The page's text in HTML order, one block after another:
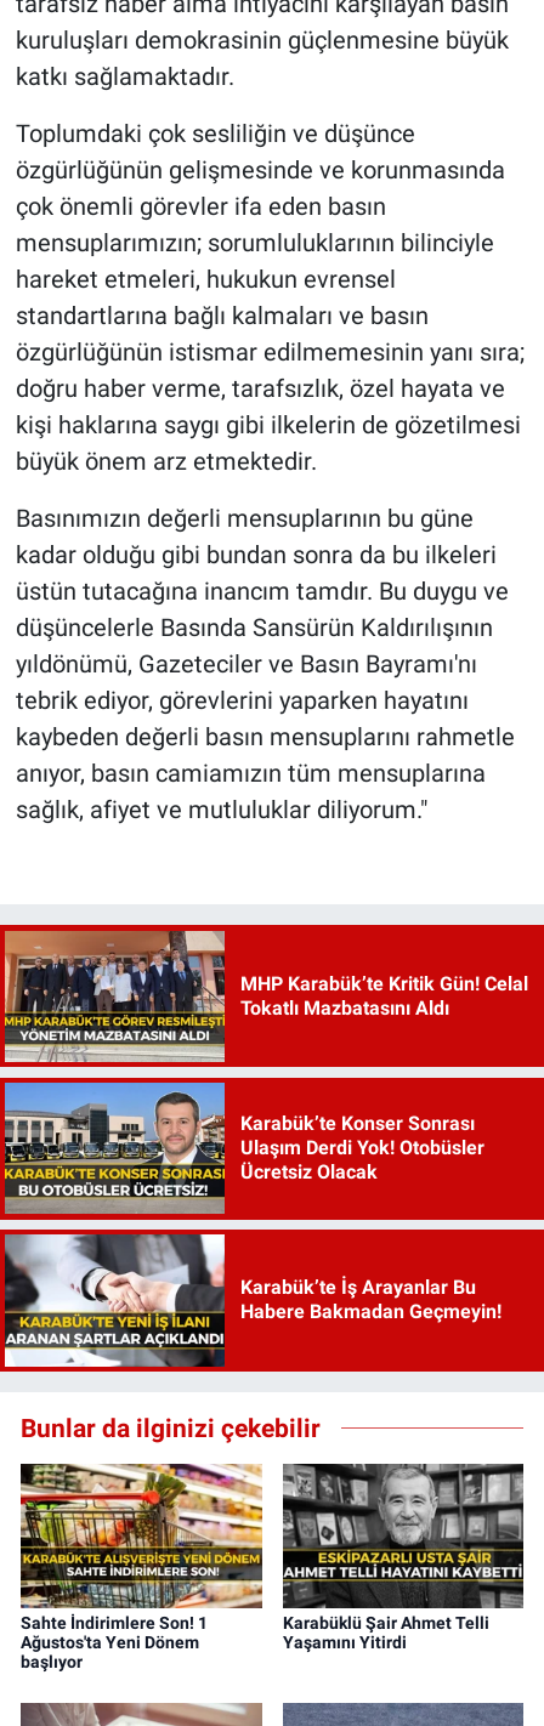
kuruluşları demokrasinin güçlenmesine büyük
katkı sağlamaktadır.
Toplumdaki çok sesliliğin ve düşünce
özgürlüğünün gelişmesinde ve korunmasında
çok önemli görevler ifa eden basın
mensuplarımızın; sorumluluklarının bilinciyle
hareket etmeleri, hukukun evrensel
standartlarına bağlı kalmaları ve basın
özgürlüğünün istismar edilmemesinin yanı sıra;
doğru haber verme, tarafsızlık, özel hayata ve
kişi haklarına saygı gibi ilkelerin de gözetilmesi
büyük önem arz etmektedir.
Basınımızın değerli mensuplarının bu güne
kadar olduğu gibi bundan sonra da bu ilkeleri
üstün tutacağına inancım tamdır. Bu duygu ve
düşüncelerle Basında Sansürün Kaldırılışının
yıldönümü, Gazeteciler ve Basın Bayramı'nı
tebrik ediyor, görevlerini yaparken hayatını
kaybeden değerli basın mensuplarını rahmetle
anıyor, basın camiamızın tüm mensuplarına
sağlık, afiyet ve mutluluklar diliyorum."
MHP Karabük’te Kritik Gün! Celal
Tokatlı Mazbatasını Aldı
Karabük’te Konser Sonrası
Ulaşım Derdi Yok! Otobüsler
Ücretsiz Olacak
Karabük’te İş Arayanlar Bu
Habere Bakmadan Geçmeyin!
Bunlar da ilginizi çekebilir
Sahte İndirimlere Son! 1
Ağustos'ta Yeni Dönem
başlıyor
Karabüklü Şair Ahmet Telli
Yaşamını Yitirdi